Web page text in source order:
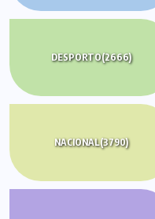
DESPORTO(2666)
NACIONAL(3790)